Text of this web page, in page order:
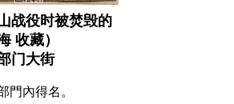
战役时被焚毁的
收藏）
门大街
門內得名。